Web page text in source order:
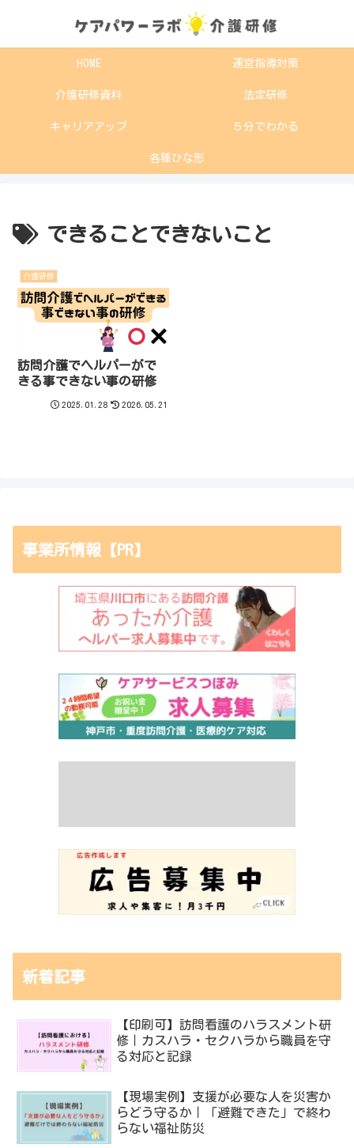
HOME 運営指導対策
介護研修資料 法定研修
キャリアアップ ５分でわかる
各種ひな形
できることできないこと
介護研修
訪問介護でヘルパーがで
きる事できない事の研修
2025.01.28 2026.05.21
事業所情報【PR】
新着記事
【印刷可】訪問看護のハラスメント研
修｜カスハラ・セクハラから職員を守
る対応と記録
【現場実例】支援が必要な人を災害か
らどう守るか｜「避難できた」で終わ
らない福祉防災